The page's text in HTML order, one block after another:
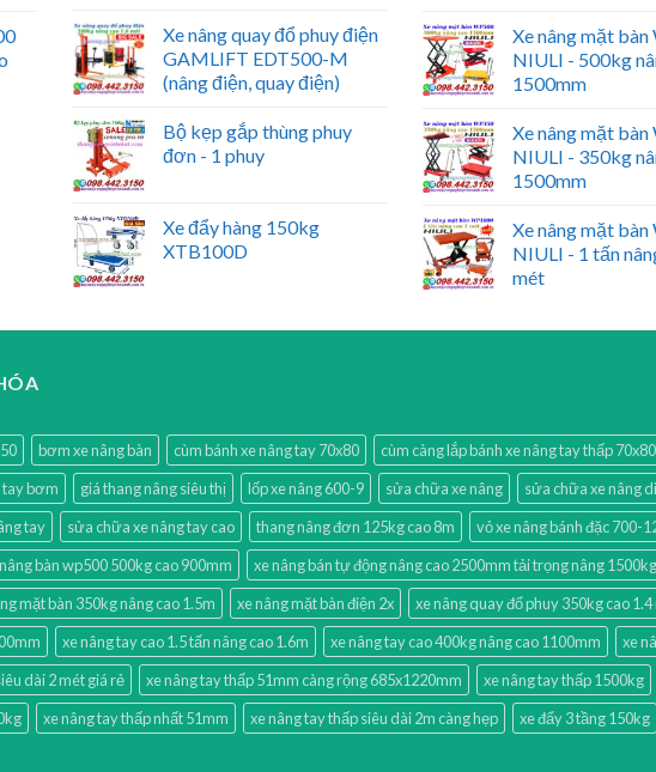
Xe nâng quay đổ phuy điện
GAMLIFT EDT500-M
(nâng điện, quay điện)
Bộ kẹp gắp thùng phuy
đơn - 1 phuy
Xe đẩy hàng 150kg
XTB100D
Xe nâng mặt
NIULI - 500kg
1500mm
Xe nâng mặt
NIULI - 350kg
1500mm
Xe nâng mặt
NIULI - 1 tấn
mét
bơm xe nâng bàn cùm bánh xe nâng tay 70x80 cùm càng lắp bánh xe nâng tay thấp 70x80
tay bơm giá thang nâng siêu thị lốp xe nâng 600-9 sửa chữa xe nâng sửa chữa xe nâng
tay sửa chữa xe nâng tay cao thang nâng đơn 125kg cao 8m vỏ xe nâng bánh đặc 700-
bàn wp500 500kg cao 900mm xe nâng bán tự động nâng cao 2500mm tải trọng nâng 1500kg
mặt bàn 350kg nâng cao 1.5m xe nâng mặt bàn điện 2x xe nâng quay đổ phuy 350kg cao
xe nâng tay cao 1.5 tấn nâng cao 1.6m xe nâng tay cao 400kg nâng cao 1100mm xe
dài 2 mét giá rẻ xe nâng tay thấp 51mm càng rộng 685x1220mm xe nâng tay thấp 1500kg
xe nâng tay thấp nhất 51mm xe nâng tay thấp siêu dài 2m càng hẹp xe đẩy 3 tầng 150kg